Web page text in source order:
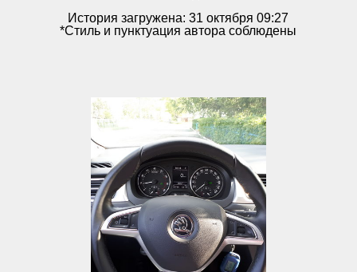
История загружена: 31 октября 09:27
*Стиль и пунктуация автора соблюдены